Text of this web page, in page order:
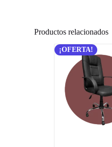
Productos relacionados
¡OFERTA!